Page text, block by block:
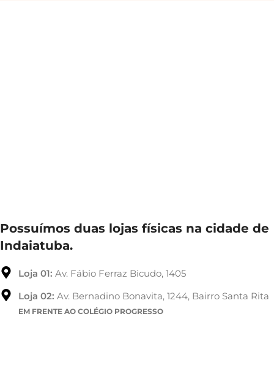
Possuímos duas lojas físicas na cidade de
Indaiatuba.
Loja 01: Av. Fábio Ferraz Bicudo, 1405
Loja 02: Av. Bernadino Bonavita, 1244, Bairro Santa Rita
EM FRENTE AO COLÉGIO PROGRESSO